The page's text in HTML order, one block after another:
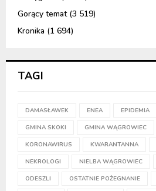
Gorący temat(3 519)
Kronika (1 694)
TAGI
DAMASŁAWEK ENEA EPIDEMIA
GMINA SKOKI GMINA WĄGROWIEC
KORONAWIRUS KWARANTANNA
NEKROLOGI NIELBA WĄGROWIEC
ODESZLI OSTATNIE POŻEGNANIE